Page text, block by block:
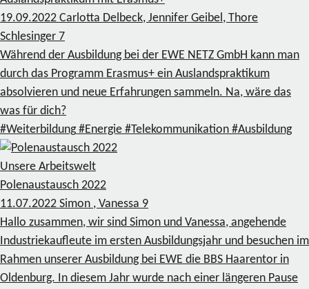
19.09.2022 Carlotta Delbeck, Jennifer Geibel, Thore
Schlesinger 7
Während der Ausbildung bei der EWE NETZ GmbH kann man
durch das Programm Erasmus+ ein Auslandspraktikum
absolvieren und neue Erfahrungen sammeln. Na, wäre das
was für dich?
#Weiterbildung #Energie #Telekommunikation #Ausbildung
Unsere Arbeitswelt
Polenaustausch 2022
11.07.2022 Simon , Vanessa 9
Hallo zusammen, wir sind Simon und Vanessa, angehende
Industriekaufleute im ersten Ausbildungsjahr und besuchen im
Rahmen unserer Ausbildung bei EWE die BBS Haarentor in
Oldenburg. In diesem Jahr wurde nach einer längeren Pause